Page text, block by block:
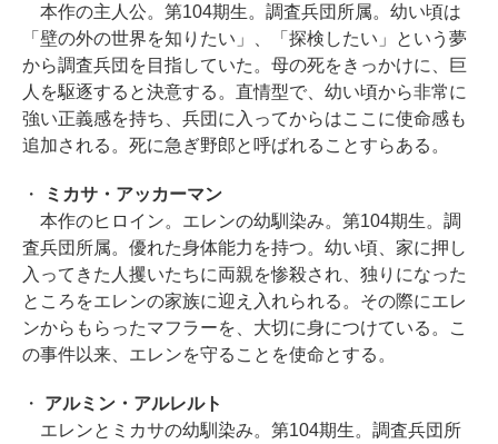
本作の主人公。第104期生。調査兵団所属。幼い頃は
「壁の外の世界を知りたい」、「探検したい」という夢
から調査兵団を目指していた。母の死をきっかけに、巨
人を駆逐すると決意する。直情型で、幼い頃から非常に
強い正義感を持ち、兵団に入ってからはここに使命感も
追加される。死に急ぎ野郎と呼ばれることすらある。
・
ミカサ・アッカーマン
本作のヒロイン。エレンの幼馴染み。第104期生。調
査兵団所属。優れた身体能力を持つ。幼い頃、家に押し
入ってきた人攫いたちに両親を惨殺され、独りになった
ところをエレンの家族に迎え入れられる。その際にエレ
ンからもらったマフラーを、大切に身につけている。こ
の事件以来、エレンを守ることを使命とする。
・
アルミン・アルレルト
エレンとミカサの幼馴染み。第104期生。調査兵団所